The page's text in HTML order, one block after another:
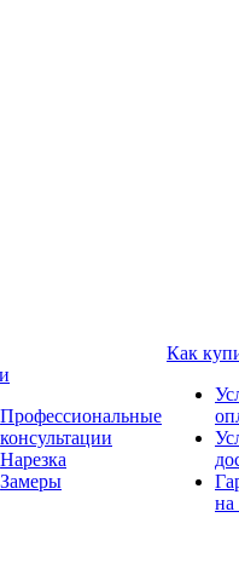
Профессиональные
консультации
Нарезка
Замеры
Как
на